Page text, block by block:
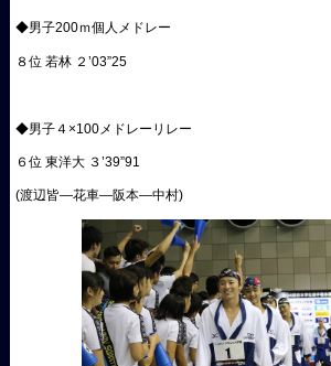
◆男子200ｍ個人メドレー
８位 若林 ２’03”25
◆男子４×100メドレーリレー
６位 東洋大 ３’39”91
(渡辺皆―花車―阪本―中村)